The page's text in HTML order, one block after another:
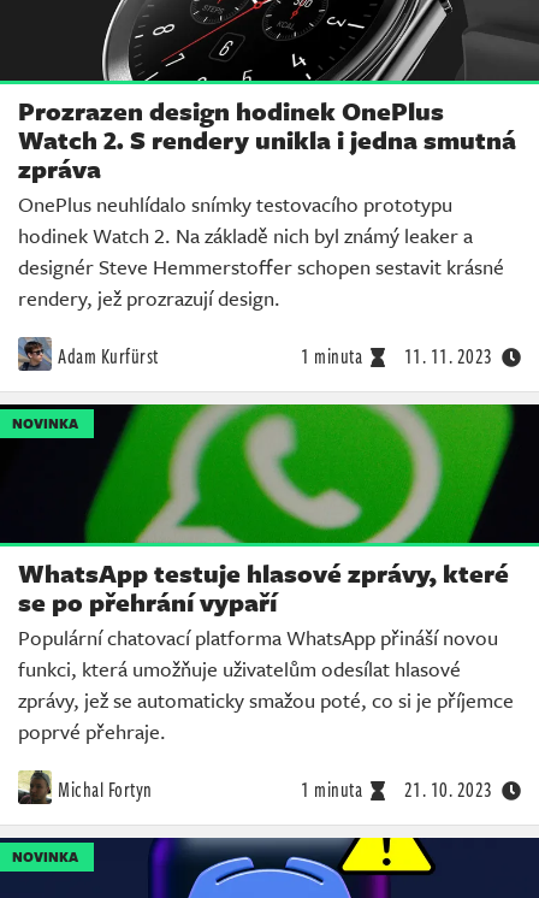
Prozrazen design hodinek OnePlus
Watch 2. S rendery unikla i jedna smutná
zpráva
OnePlus neuhlídalo snímky testovacího prototypu
hodinek Watch 2. Na základě nich byl známý leaker a
designér Steve Hemmerstoffer schopen sestavit krásné
rendery, jež prozrazují design.
Adam Kurfürst 1 minuta 11. 11. 2023
NOVINKA
WhatsApp testuje hlasové zprávy, které
se po přehrání vypaří
Populární chatovací platforma WhatsApp přináší novou
funkci, která umožňuje uživatelům odesílat hlasové
zprávy, jež se automaticky smažou poté, co si je příjemce
poprvé přehraje.
Michal Fortyn 1 minuta 21. 10. 2023
NOVINKA